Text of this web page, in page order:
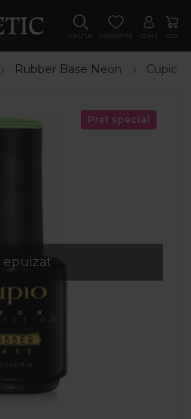
CAUTA FAVORITE CONT COS
Rubber Base Neon Cupio
epuizat
Pret special